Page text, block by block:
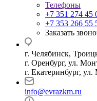
Телефоны
+7 351 274 45
+7 353 266 55
Заказать
г. Челябинск,
г. Оренбург, ул.
г. Екатеринбург,
info@evrazkm.ru